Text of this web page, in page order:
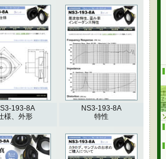
193-8A
様、外形
NS3-193-8A
特性